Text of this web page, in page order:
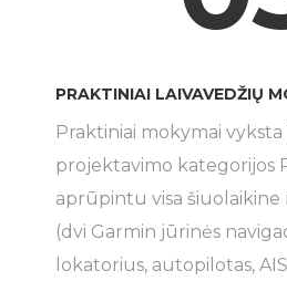
PRAKTINIAI LAIVAVEDŽIŲ
Praktiniai mokymai
projektavimo kategorijos
aprūpintu visa šiuolaikine
(dvi Garmin jūrinės
lokatorius, autopilotas, AIS